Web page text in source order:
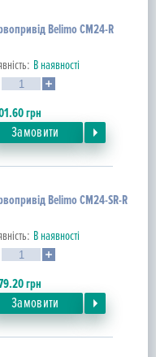
Belimo CM24-R
В наявності
грн
Замовити
Belimo CM24-SR-R
В наявності
грн
Замовити